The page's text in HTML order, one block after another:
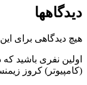
دیدگاهها
هیچ دیدگاهی برای
اولین نفری باشید
(کامپیوتر) کروز